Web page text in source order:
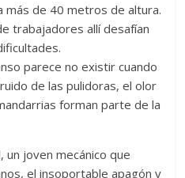
más de 40 metros de altura.
trabajadores allí desafían
parece no existir cuando
de las pulidoras, el olor
forman parte de la
un joven mecánico que
el insoportable apagón y